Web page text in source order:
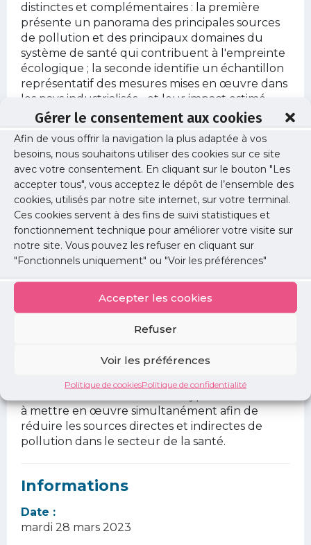
Gérer le consentement aux cookies
Afin de vous offrir la navigation la plus adaptée à vos
besoins, nous souhaitons utiliser des cookies sur ce site
avec votre consentement. En cliquant sur le bouton "Les
accepter tous", vous acceptez le dépôt de l’ensemble des
cookies, utilisés par notre site internet, sur votre terminal.
Ces cookies servent à des fins de suivi statistiques et
fonctionnement technique pour améliorer votre visite sur
notre site. Vous pouvez les refuser en cliquant sur
"Fonctionnels uniquement" ou "Voir les préférences"
Accepter les cookies
Refuser
Voir les préférences
Politique de cookiesPolitique de confidentialité
distinctes et complémentaires : la première
présente un panorama des principales sources
de pollution et des principaux domaines du
système de santé qui contribuent à l'empreinte
écologique ; la seconde identifie un échantillon
représentatif des mesures mises en œuvre dans
les pays industrialisés - et leur impact estimé -
pour réduire l'empreinte écologique des
activités de santé. Les résultats de ces deux
revues de littérature ont été exploités pour
proposer un cadre d'action holistique visant à
améliorer la soutenabilité environnementale du
système de santé.
Dans l'ensemble, il existe de nombreuses
interventions « vertes » susceptibles de réduire
efficacement l'empreinte écologique des soins
de santé dans plusieurs domaines, mais celles-ci
soutenabilité pour transformer l'offre et la
fondent sur un certain nombre de mesures
redéfinir l'offre de soins tout en réduisant le
besoin et la demande de soins. En ce sens, notre
à mettre en œuvre simultanément afin de
réduire les sources directes et indirectes de
pollution dans le secteur de la santé.
Informations
Date :
mardi 28 mars 2023